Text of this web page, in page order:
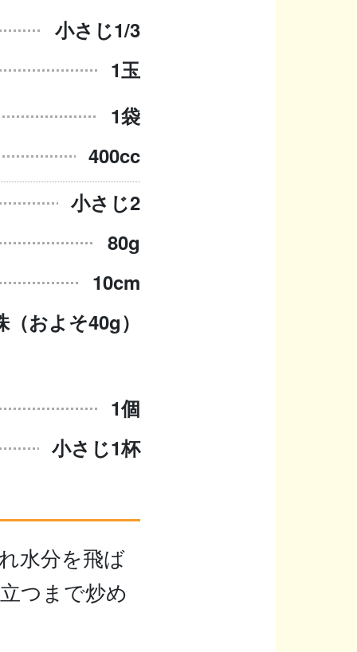
小さじ1/3
1玉
1袋
400cc
小さじ2
80g
10cm
（およそ40g）
1個
小さじ1杯
水分を飛ば
つまで炒め